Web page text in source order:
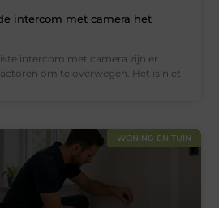
intercom met camera het
intercom met camera zijn er
om te overwegen. Het is niet
WONING EN TUIN